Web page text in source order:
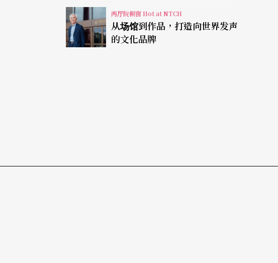
两厅院橱窗 Hot at NTCH
从场馆到作品，打造向世界发声
的文化品牌